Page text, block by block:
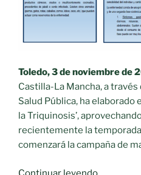
Toledo, 3 de noviembre de
Castilla-La Mancha, a
Salud Pública, ha elaborado
la Triquinosis’,
recientemente la
comenzará la campaña de